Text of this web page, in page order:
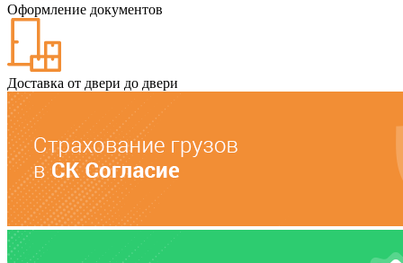
Оформление документов
Доставка от двери до двери